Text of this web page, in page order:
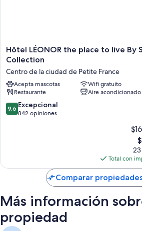
Hôtel
LÉONOR
place
to
live
By
Stay
de
Hôtel LÉONOR the place to live By
Collection
Centro de la ciudad de Petite France
Acepta mascotas
Wifi gratuito
Restaurante
Aire acondicionado
9.6
de
9.6 Excepcional
842 opiniones
El
23
Total con
Comparar
Más información
propiedad